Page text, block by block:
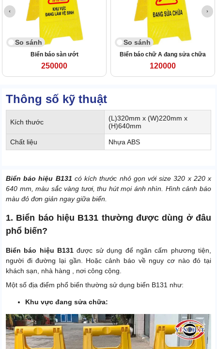
So sánh
Biển báo sàn ướt
250000
So sánh
Biển báo chữ A đang sửa chữa
120000
Thông số kỹ thuật
Kích thước
(L)320mm x (W)220mm x
(H)640mm
Chất liệu Nhựa ABS
Biển báo hiệu B131 có kích thước nhỏ gọn với size 320 x 220 x
640 mm, màu sắc vàng tươi, thu hút mọi ánh nhìn. Hình cảnh báo
màu đỏ đơn giản ngay giữa biển.
1. Biển báo hiệu B131 thường được dùng ở đâu
phổ biến?
Biển báo hiệu B131được sử dụng để ngăn cấm phương tiện,
người đi đường lại gần. Hoặc cảnh báo về nguy cơ nào đó tại
khách sạn, nhà hàng , nơi công cộng.
Một số địa điểm phổ biến thường sử dụng biển B131 như:
Khu vực đang sửa chữa: